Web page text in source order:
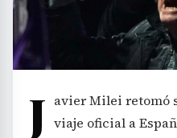
J avier Milei retomó
viaje oficial a